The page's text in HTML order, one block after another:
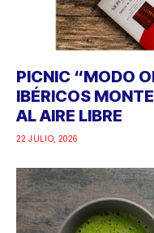
PICNIC “MODO
IBÉRICOS
AL AIRE LIBRE
22 JULIO, 2026